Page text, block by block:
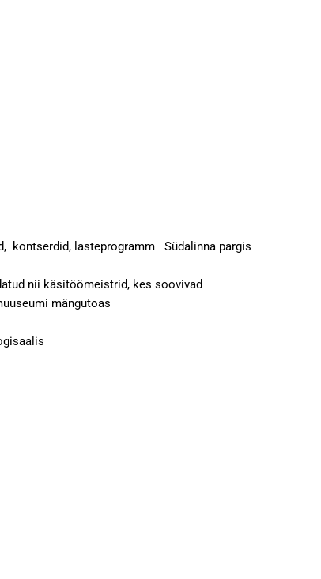
kontserdid, lasteprogramm Südalinna pargis
nii käsitöömeistrid, kes soovivad
mängutoas